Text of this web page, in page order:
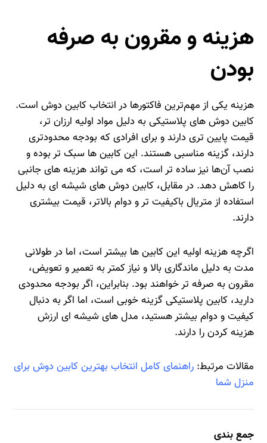
هزینه و مقرون‌ به صرفه
بودن
هزینه یکی از مهم‌ترین فاکتورها در انتخاب کابین دوش است.
کابین دوش‌ های پلاستیکی به دلیل مواد اولیه ارزان‌ تر،
قیمت پایین‌ تری دارند و برای افرادی که بودجه محدودتری
دارند، گزینه مناسبی هستند. این کابین‌ ها سبک‌ تر بوده و
نصب آن‌ها نیز ساده‌ تر است، که می‌ تواند هزینه‌ های جانبی
را کاهش دهد. در مقابل، کابین دوش‌ های شیشه‌ ای به دلیل
استفاده از متریال باکیفیت‌ تر و دوام بالاتر، قیمت بیشتری
دارند.
اگرچه هزینه اولیه این کابین‌ ها بیشتر است، اما در طولانی‌
مدت به دلیل ماندگاری بالا و نیاز کمتر به تعمیر و تعویض،
مقرون‌ به‌ صرفه‌ تر خواهند بود. بنابراین، اگر بودجه محدودی
دارید، کابین پلاستیکی گزینه خوبی است، اما اگر به دنبال
کیفیت و دوام بیشتر هستید، مدل‌ های شیشه‌ ای ارزش
هزینه کردن را دارند.
مقالات مرتبط:راهنمای کامل انتخاب بهترین کابین دوش برای
منزل شما
جمع بندی